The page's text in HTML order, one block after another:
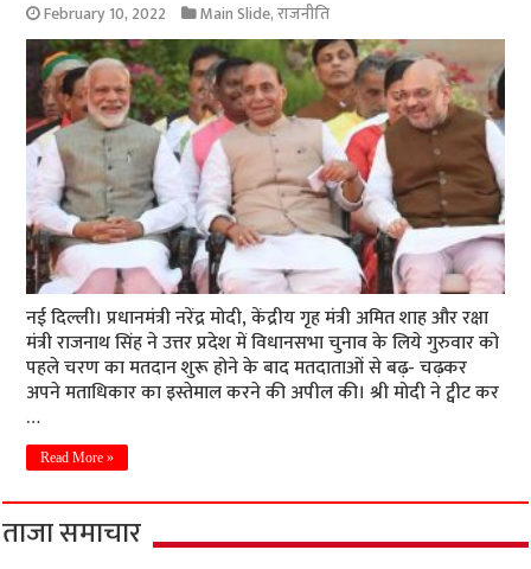
February 10, 2022 Main Slide,राजनीति
नई दिल्ली। प्रधानमंत्री नरेंद्र मोदी, केंद्रीय गृह मंत्री अमित शाह और रक्षा
मंत्री राजनाथ सिंह ने उत्तर प्रदेश में विधानसभा चुनाव के लिये गुरुवार को
पहले चरण का मतदान शुरू होने के बाद मतदाताओं से बढ़- चढ़कर
अपने मताधिकार का इस्तेमाल करने की अपील की। श्री मोदी ने ट्वीट कर
…
Read More »
ताजा समाचार